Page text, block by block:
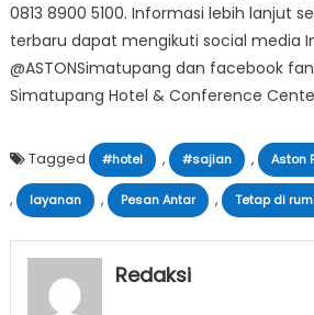
0813 8900 5100. Informasi lebih lanjut
terbaru dapat mengikuti social media
@ASTONSimatupang dan facebook
Simatupang Hotel & Conference
Tagged #hotel , #sajian , Aston
, layanan , Pesan Antar , Tetap di
Redaksi